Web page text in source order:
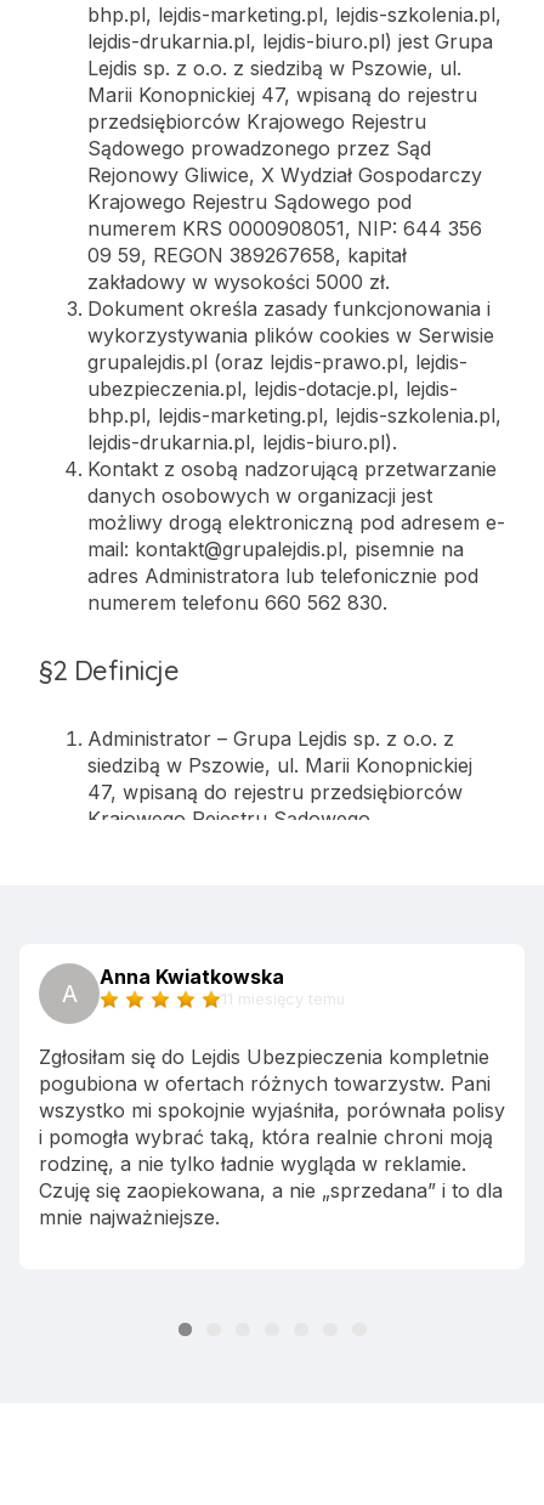
A
Anna Kwiatkowska
11 miesięcy temu
Zgłosiłam się do Lejdis Ubezpieczenia kompletnie
pogubiona w ofertach różnych towarzystw. Pani
wszystko mi spokojnie wyjaśniła, porównała polisy
i pomogła wybrać taką, która realnie chroni moją
rodzinę, a nie tylko ładnie wygląda w reklamie.
Czuję się zaopiekowana, a nie „sprzedana” i to dla
mnie najważniejsze.